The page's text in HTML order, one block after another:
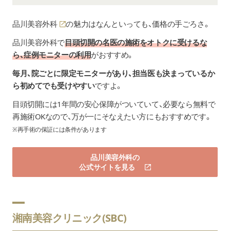
品川美容外科
の魅力はなんといっても、価格の手ごろさ。
品川美容外科で目頭切開の名医の施術をオトクに受けるな
ら、症例モニターの利用がおすすめ。
毎月、院ごとに限定モニターがあり、担当医も決まっているか
ら初めてでも受けやすいですよ。
目頭切開には1年間の安心保障がついていて、必要なら無料で
再施術OKなので、万が一にそなえたい方にもおすすめです。
※再手術の保証には条件があります
品川美容外科の
公式サイトを見る
湘南美容クリニック(SBC)